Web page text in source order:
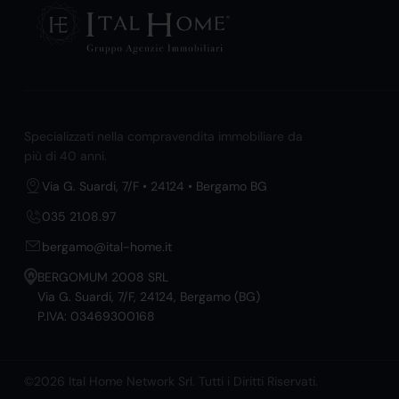
Specializzati nella compravendita immobiliare da
più di 40 anni.
Via G. Suardi, 7/F • 24124 • Bergamo BG
035 21.08.97
bergamo@ital-home.it
BERGOMUM 2008 SRL
Via G. Suardi, 7/F, 24124, Bergamo (BG)
P.IVA: 03469300168
©2026 Ital Home Network Srl. Tutti i Diritti Riservati.